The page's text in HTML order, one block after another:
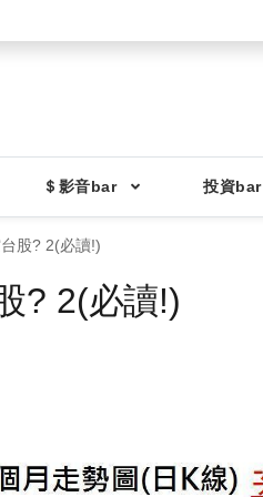
＄影音bar 投資bar
股? 2(必讀!)
? 2(必讀!)